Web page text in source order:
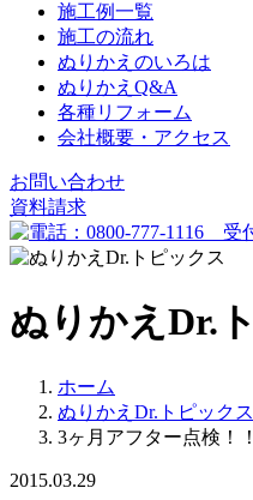
施工例一覧
施工の流れ
ぬりかえのいろは
ぬりかえQ&A
各種リフォーム
会社概要・アクセス
お問い合わせ
資料請求
ぬりかえDr.
ホーム
ぬりかえDr.トピックス
3ヶ月アフター点検！！
2015.03.29